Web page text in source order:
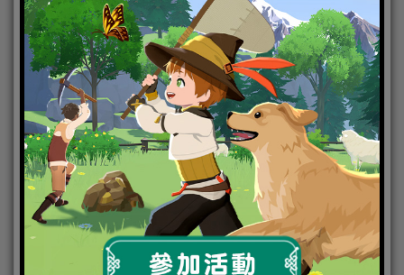
2019-09-13|TGS2019 ,官方虛寶, 家用遊戲,電腦遊戲
KONAMI
現場火熱消息會繼續接踵而來嚟
你又準備好未呢
今次嚟到同大家介紹日本遊戲界巨頭【KONAMI】啦
現場攤位真係唔少野，小編離遠已經感受到與別不同
嘅氣勢
攤位內仲有準備咗大量新作比傳媒優先試玩
而作品對於老機迷嚟講相信唔會陌生